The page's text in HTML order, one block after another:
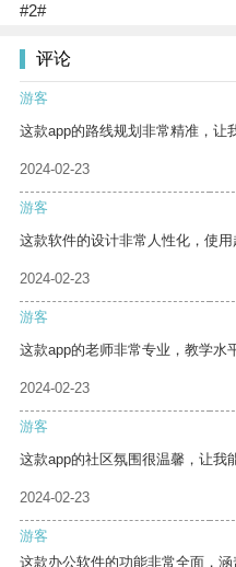
#2#
评论
游客
这款app的路线规划非常精准，让
2024-02-23
游客
这款软件的设计非常人性化，使用
2024-02-23
游客
这款app的老师非常专业，教学水
2024-02-23
游客
这款app的社区氛围很温馨，让我
2024-02-23
游客
这款办公软件的功能非常全面，